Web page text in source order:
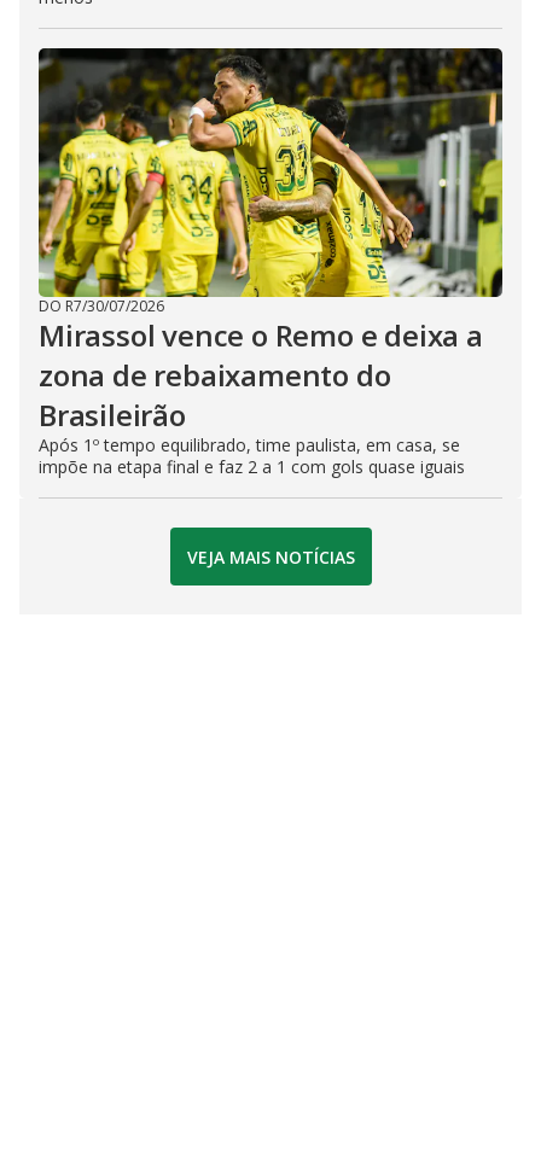
DO R7/30/07/2026
Mirassol vence o Remo e deixa a
zona de rebaixamento do
Brasileirão
Após 1º tempo equilibrado, time paulista, em casa, se
impõe na etapa final e faz 2 a 1 com gols quase iguais
VEJA MAIS NOTÍCIAS